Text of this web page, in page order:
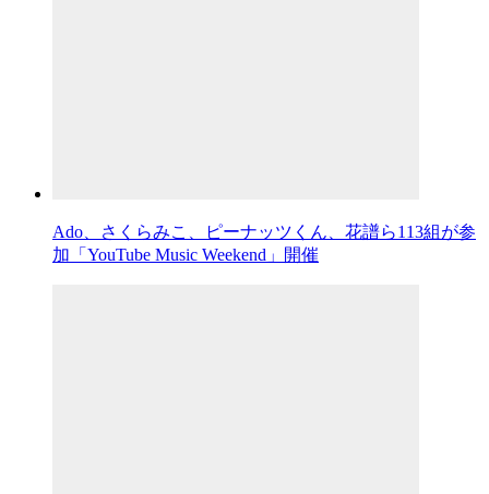
Ado、さくらみこ、ピーナッツくん、花譜ら113組が参
加「YouTube Music Weekend」開催